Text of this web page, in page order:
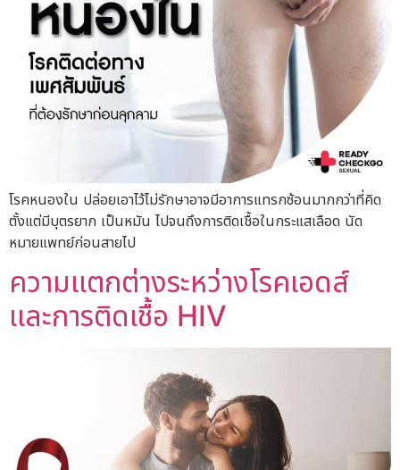
โรคหนองใน ปล่อยเอาไว้ไม่รักษาอาจมีอาการแทรกซ้อนมากกว่าที่คิด
ตั้งแต่มีบุตรยาก เป็นหมัน ไปจนถึงการติดเชื้อในกระแสเลือด นัด
หมายแพทย์ก่อนสายไป
ความแตกต่างระหว่างโรคเอดส์
และการติดเชื้อ HIV